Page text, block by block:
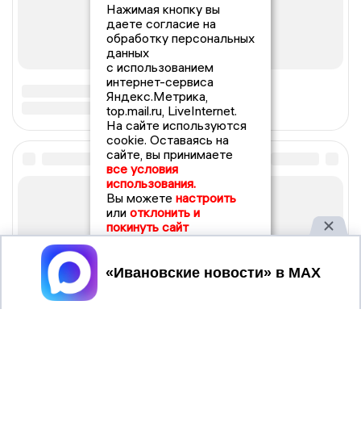
Нажимая кнопку вы
даете согласие на
обработку персональных
данных
с использованием
интернет-сервиса
Яндекс.Метрика,
top.mail.ru, LiveInternet.
На сайте используются
cookie. Оставаясь на
сайте, вы принимаете
все условия
использования.
Вы можете настроить
или отклонить и
покинуть сайт
Принять